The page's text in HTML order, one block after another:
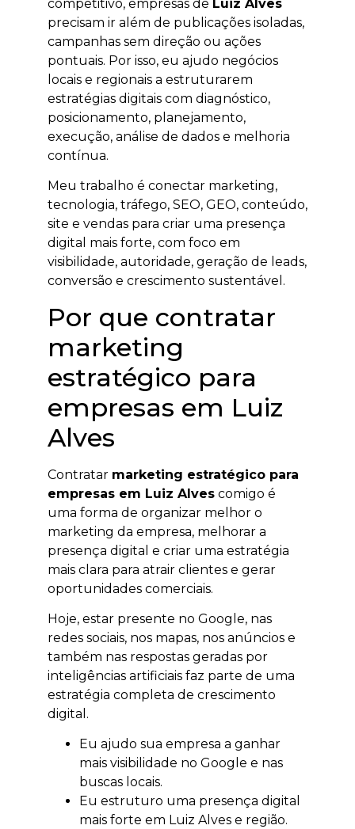
competitivo, empresas de Luiz Alves
precisam ir além de publicações isoladas,
campanhas sem direção ou ações
pontuais. Por isso, eu ajudo negócios
locais e regionais a estruturarem
estratégias digitais com diagnóstico,
posicionamento, planejamento,
execução, análise de dados e melhoria
contínua.
Meu trabalho é conectar marketing,
tecnologia, tráfego, SEO, GEO, conteúdo,
site e vendas para criar uma presença
digital mais forte, com foco em
visibilidade, autoridade, geração de leads,
conversão e crescimento sustentável.
Por que contratar
marketing
estratégico para
empresas em Luiz
Alves
Contratar marketing estratégico para
empresas em Luiz Alves comigo é
uma forma de organizar melhor o
marketing da empresa, melhorar a
presença digital e criar uma estratégia
mais clara para atrair clientes e gerar
oportunidades comerciais.
Hoje, estar presente no Google, nas
redes sociais, nos mapas, nos anúncios e
também nas respostas geradas por
inteligências artificiais faz parte de uma
estratégia completa de crescimento
digital.
Eu ajudo sua empresa a ganhar
mais visibilidade no Google e nas
buscas locais.
Eu estruturo uma presença digital
mais forte em Luiz Alves e região.